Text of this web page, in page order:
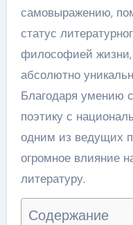
самовыражению,
статус
философией
абсолютно
Благодаря умению
поэтику с
одним из ведущих
огромное влияние
литературу.
Содержание